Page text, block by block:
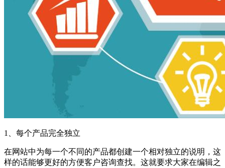
1、每个产品完全独立
在网站中为每一个不同的产品都创建一个相对独立的说明，这
样的话能够更好的方便客户咨询查找。这就要求大家在编辑之